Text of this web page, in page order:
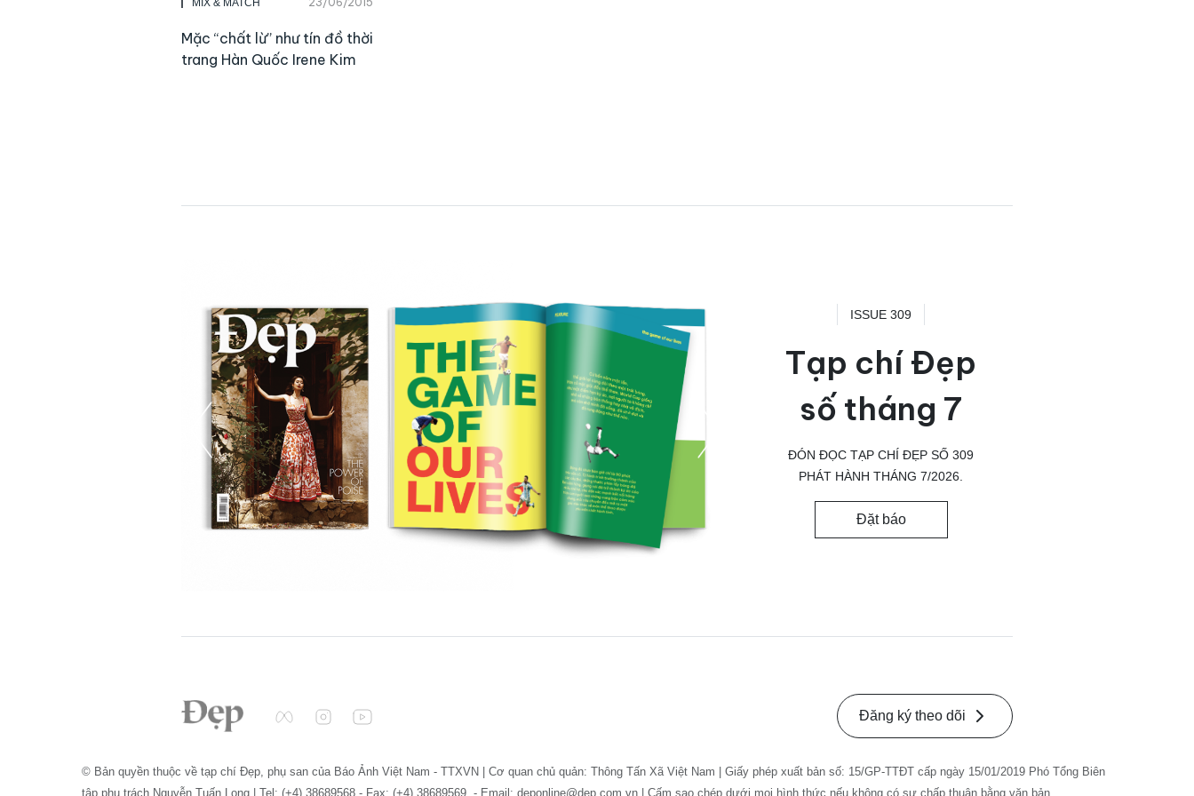
Mặc “chất lừ” như tín đồ thời
trang Hàn Quốc Irene Kim
ISSUE 309
Tạp chí Đẹp
số tháng 7
ĐÓN ĐỌC TẠP CHÍ ĐẸP SỐ 309
PHÁT HÀNH THÁNG 7/2026.
Đặt báo
Đăng ký theo dõi
© Bản quyền thuộc về tạp chí Đẹp, phụ san của Báo Ảnh Việt Nam - TTXVN | Cơ quan chủ quản: Thông Tấn Xã Việt Nam | Giấy phép xuất bản số: 15/GP-TTĐT cấp ngày 15/01/2019 Phó Tổng Biên
tập phụ trách Nguyễn Tuấn Long | Tel: (+4) 38689568 - Fax: (+4) 38689569. - Email: deponline@dep.com.vn | Cấm sao chép dưới mọi hình thức nếu không có sự chấp thuận bằng văn bản